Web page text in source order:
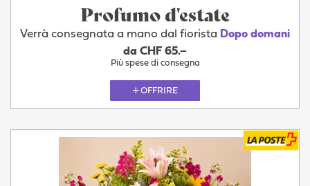
Profumo d'estate
Verrà consegnata a mano dal fiorista Dopo domani
da CHF 65.–
Più spese di consegna
OFFRIRE